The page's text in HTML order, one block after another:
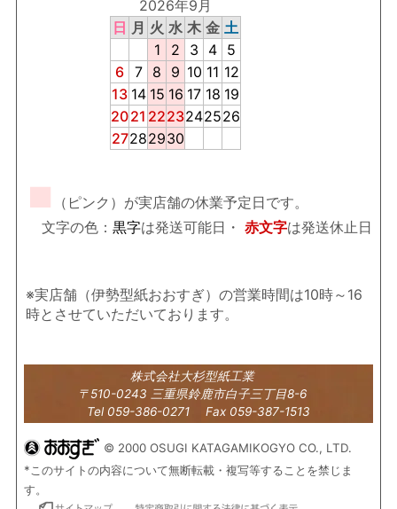
2026年9月
日 月 火 水 木 金 土
1
2 3 4 5
6 7 8 9 10 11 12
13 14 15 16 17 18 19
2021 2223242526
27282930
■
（ピンク）が実店舗の休業予定日です。
文字の色： 黒字は発送可能日・ 赤文字は発送休止日
※実店舗（伊勢型紙おおすぎ）の営業時間は10時～16
時とさせていただいております。
株式会社大杉型紙工業
〒510-0243 三重県鈴鹿市白子三丁目8-6
Tel 059-386-0271 Fax 059-387-1513
© 2000 OSUGI KATAGAMIKOGYO CO., LTD.
*このサイトの内容について無断転載・複写等することを禁じま
す。